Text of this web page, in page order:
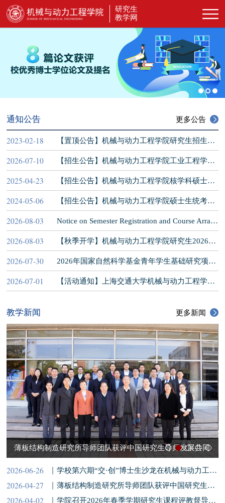
研究生
教学网
通知公告 更多公告
【置顶公告】机械与动力工程学院研究生招生信息官方发布渠道
2023-02-18
【招生公告】机械与动力工程学院工业工程学科硕士生招生专业及统考科目调整公告
2026-07-10
【招生公告】机械与动力工程学院核学科硕士生统考招生自命题科目调整公告
2025-04-23
【招生公告】机械与动力工程学院硕士生统考招生自命题科目调整公告
2024-05-06
Notice on Semester Registration and Course Arrangement of Senior Graduate Students in 2026 Fall Semester
2026-08-03
【秋季开学】机械与动力工程学院研究生2026年秋季学期开学注意事项（在读生）
2026-08-03
2026年国家自然科学基金青年学生基础研究项目（博士研究生）推荐工作
2026-07-30
【活动通知】上海交通大学机械与动力工程学院2026年暑期学术交流营
2026-07-01
教学新闻 更多新闻
薄板结构制造研究所导师团队获评中国研究生导师发展共同
体首届优秀导师团队 学校第六期“交·创”博士生沙龙在机械与动力工程学院举办
2026-06-26
薄板结构制造研究所导师团队获评中国研究生导师发展共同体首届优秀导师团队
2026-04-27
学院召开2026年春季学期研究生课程评教督导组会议
2026-04-02